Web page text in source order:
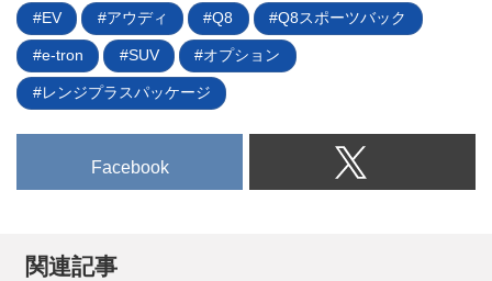
表した。さらに「ミニマムモビリ
ティ」のメンテナンス面に関する
ことも検討中だそうだ。
EV アウディ Q8 Q8スポーツバック
e-tron SUV オプション
レンジプラスパッケージ
Facebook
関連記事